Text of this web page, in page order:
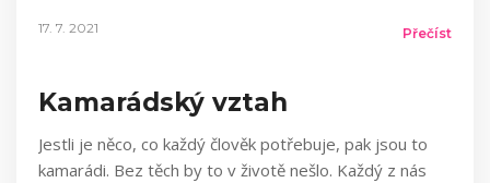
Přečíst
17. 7. 2021
Kamarádský vztah
Jestli je něco, co každý člověk potřebuje, pak jsou to
kamarádi. Bez těch by to v životě nešlo. Každý z nás